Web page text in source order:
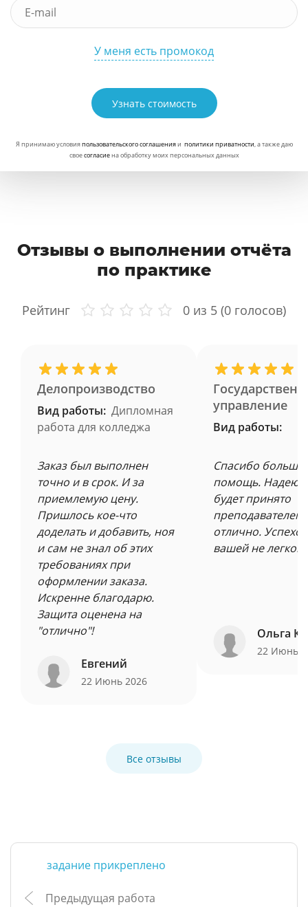
У меня есть промокод
Узнать стоимость
Я принимаю условияпользовательского соглашенияи политики приватности, а также даю
своесогласиена обработку моих персональных данных
Отзывы о выполнении отчёта
по практике
Рейтинг 0 из 5 (0 голосов)
Делопроизводство
Вид работы: Дипломная
работа для колледжа
Заказ был выполнен
точно и в срок. И за
приемлемую цену.
Пришлось кое-что
доделать и добавить, ноя
и сам не знал об этих
требованиях при
оформлении заказа.
Искренне благодарю.
Защита оценена на
"отлично"!
Евгений
22 Июнь 2026
управление
Вид работы:
Спасибо
помощь.
будет принято
преподавателем
отлично.
вашей не легкой
Ольга
22 Июнь
Все отзывы
задание прикреплено
Предыдущая работа